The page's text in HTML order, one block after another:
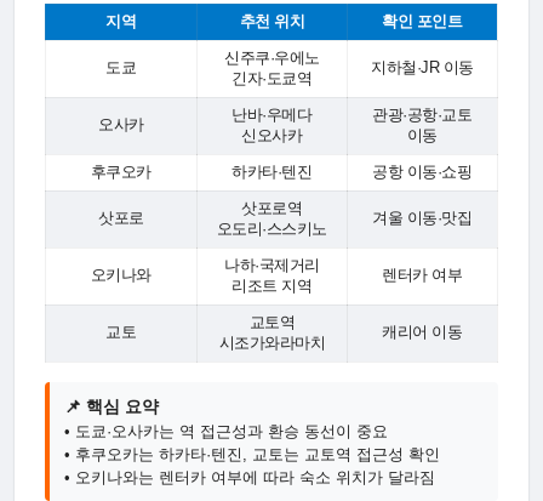
지역 추천 위치 확인 포인트
도쿄
신주쿠·우에노
긴자·도쿄역
지하철·JR 이동
오사카
난바·우메다
신오사카
관광·공항·교토
이동
후쿠오카 하카타·텐진 공항 이동·쇼핑
삿포로
삿포로역
오도리·스스키노
겨울 이동·맛집
오키나와
나하·국제거리
리조트 지역
렌터카 여부
교토
교토역
시조가와라마치
캐리어 이동
📌 핵심 요약
• 도쿄·오사카는 역 접근성과 환승 동선이 중요
• 후쿠오카는 하카타·텐진, 교토는 교토역 접근성 확인
• 오키나와는 렌터카 여부에 따라 숙소 위치가 달라짐